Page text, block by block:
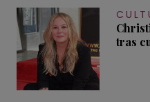
tras